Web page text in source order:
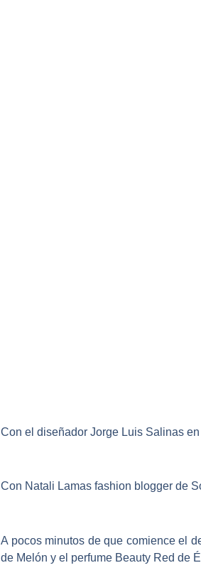
Con el diseñador Jorge Luis Salinas
Con Natali Lamas fashion blogger de
A pocos minutos de que comience el
de Melón y el perfume Beauty Red de